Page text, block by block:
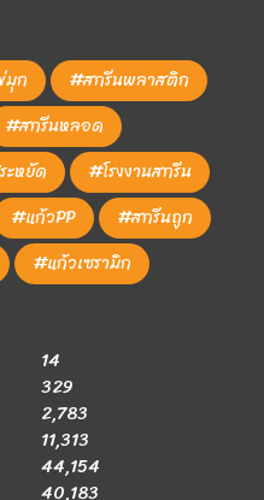
มุก
#สกรีนพลาสติก
#สกรีนหลอด
ะหยัด
#โรงงานสกรีน
#แก้วPP
#สกรีนถูก
#แก้วเซรามิก
14
329
2,783
11,313
44,154
40,183